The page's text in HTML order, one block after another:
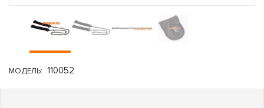
МОДЕЛЬ: 110052